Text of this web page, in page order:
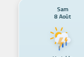
Sam
8 Août